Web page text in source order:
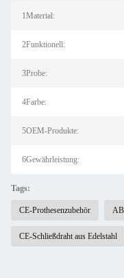
1Material:
2Funktionell:
3Probe:
4Farbe:
5OEM-Produkte:
6Gewährleistung:
Tags:
CE-Prothesenzubehör
CE-Schließdraht aus Edelstahl